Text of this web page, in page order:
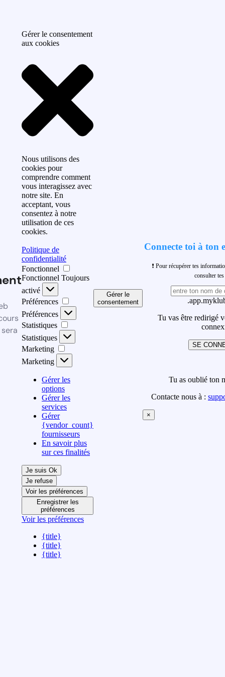
Gérer le consentement
aux cookies
Nous utilisons des
cookies pour
comprendre comment
vous interagissez avec
notre site. En
acceptant, vous
consentez à notre
utilisation de ces
cookies.
Politique de
confidentialité
Fonctionnel
Fonctionnel Toujours
activé
Préférences
Préférences
Statistiques
Statistiques
Marketing
Marketing
Gérer les
options
Gérer les
services
Gérer
{vendor_count}
fournisseurs
En savoir plus
sur ces finalités
Je suis Ok
Je refuse
Voir les préférences
Enregistrer les
préférences
Voir les préférences
{title}
{title}
{title}
Gérer le
consentement
Connecte toi à ton
❗ Pour récupérer tes
consulter
Tu vas être redirigé
SE
Tu as oublié ton
Contacte nous à :
×